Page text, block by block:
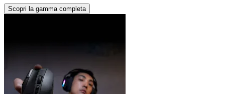
Scopri la gamma completa